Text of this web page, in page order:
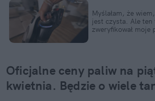
Myślałam, że
jest czysta. Ale ten
zweryfikował moje
Oficjalne ceny paliw na
kwietnia. Będzie o wiele